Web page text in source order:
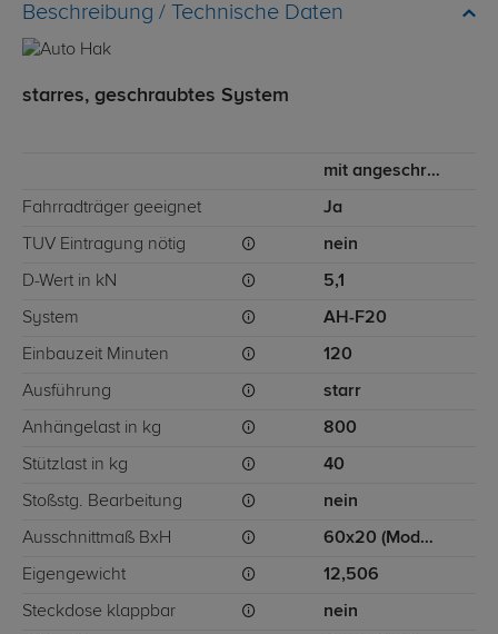
Technische Daten
starres, geschraubtes System
mit angeschraubtem Kugelkopf
Fahrradträger geeignet Ja
TÜV Eintragung nötig nein
D-Wert in kN 5,1
System AH-F20
Einbauzeit Minuten 120
Ausführung starr
Anhängelast in kg 800
Stützlast in kg 40
Stoßstg. Bearbeitung nein
Ausschnittmaß BxH 60x20 (Modell ab 07/2015-)
Eigengewicht 12,506
Steckdose klappbar nein